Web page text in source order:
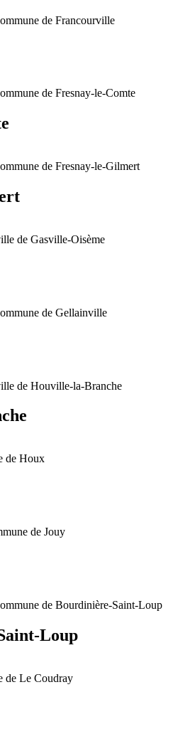
Loup